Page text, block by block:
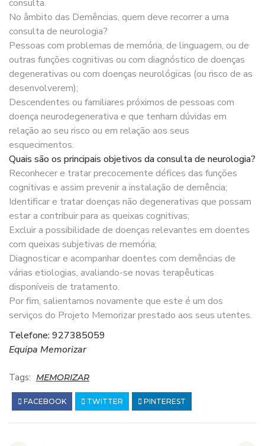
consulta.
No âmbito das Demências, quem deve recorrer a uma
consulta de neurologia?
Pessoas com problemas de memória, de linguagem, ou de
outras funções cognitivas ou com diagnóstico de doenças
degenerativas ou com doenças neurológicas (ou risco de as
desenvolverem);
Descendentes ou familiares próximos de pessoas com
doença neurodegenerativa e que tenham dúvidas em
relação ao seu risco ou em relação aos seus
esquecimentos.
Quais são os principais objetivos da consulta de neurologia?
Reconhecer e tratar precocemente défices das funções
cognitivas e assim prevenir a instalação de demência;
Identificar e tratar doenças não degenerativas que possam
estar a contribuir para as queixas cognitivas;
Excluir a possibilidade de doenças relevantes em doentes
com queixas subjetivas de memória;
Diagnosticar e acompanhar doentes com demências de
várias etiologias, avaliando-se novas terapêuticas
disponíveis de tratamento.
Por fim, salientamos novamente que este é um dos
serviços do Projeto Memorizar prestado aos seus utentes.
Telefone: 927385059
Equipa Memorizar
Tags: MEMORIZAR
FACEBOOK TWITTER PINTEREST